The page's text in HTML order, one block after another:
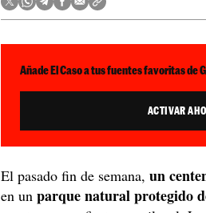
Añade El Caso a tus fuentes favoritas de
ACTIVAR
El pasado fin de semana,un
en unparque natural protegido